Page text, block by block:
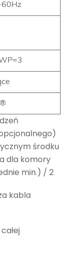
środku
dla komory
min.) / 2
kabla